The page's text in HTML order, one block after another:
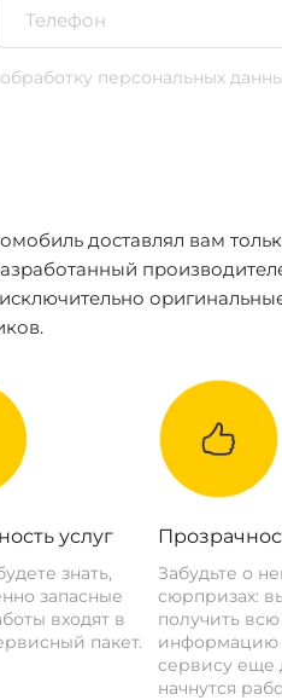
персональных
доставлял вам
услуг
знать,
запасные
входят в
пакет.
Забудьте о
сюрпризах:
получить всю
информацию
сервису еще
начнутся